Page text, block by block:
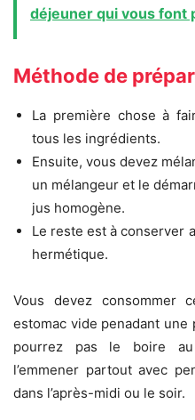
déjeuner qui vous font
Méthode de
La première chose à
tous les ingrédients.
Ensuite, vous devez
un mélangeur et le
jus homogène.
Le reste est à conserver
hermétique.
Vous devez consommer
estomac vide penadant une
pourrez pas le boire
l’emmener partout avec
dans l’après-midi ou le soir.